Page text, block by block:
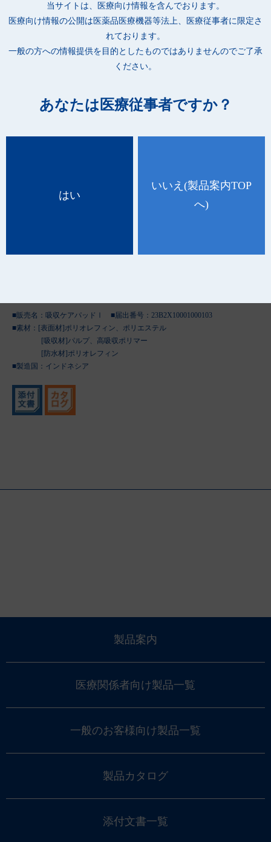
当サイトは、医療向け情報を含んでおります。
医療向け情報の公開は 医薬品医療機器等法上、医療従事者に限定さ
れております。
一般の方への情報提供を目的としたものではありませんのでご了承
ください。
あなたは医療従事者ですか？
はい
いいえ(製品案内TOP
へ)
●縁の部分が狭く角のないラウンド形状のため、皮フへの刺激が
少ないです。
●透けにくく、目立ちにくい色合いのため、頭頸部や上下肢など
の肌の露出する部位にも使いやすいです。
●外面に色が付いているため、セルフケア指導の際に裏表の注意
●在宅療養指導管理料や、衛生材料等提供加算算定時の患者への
■販売名：吸収ケアパッドⅠ ■届出番号：23B2X10001000103
■素材：[表面材]ポリオレフィン、ポリエステル
[吸収材]パルプ、高吸収ポリマー
[防水材]ポリオレフィン
■製造国： インドネシア
製品案内
医療関係者向け製品一覧
一般のお客様向け製品一覧
製品カタログ
添付文書一覧